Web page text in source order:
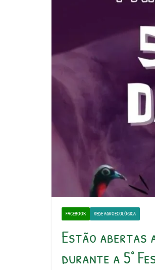
FACEBOOK REDE AGROECOLÓGICA
Estão abertas
durante a 5°